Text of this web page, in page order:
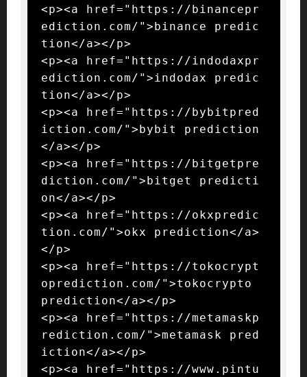
<p><a href="https://binancepr
ediction.com/">binance predic
tion</a></p>
<p><a href="https://indodaxpr
ediction.com/">indodax predic
tion</a></p>
<p><a href="https://bybitpred
iction.com/">bybit prediction
</a></p>
<p><a href="https://bitgetpre
diction.com/">bitget predicti
on</a></p>
<p><a href="https://okxpredic
tion.com/">okx prediction</a>
</p>
<p><a href="https://tokocrypt
oprediction.com/">tokocrypto
prediction</a></p>
<p><a href="https://metamaskp
rediction.com/">metamask pred
iction</a></p>
<p><a href="https://www.pintu